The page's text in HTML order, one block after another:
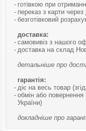
готівкою при
переказ з карти
безготівковий
доставка:
самовивіз з нашого
доставка на склад
детальніше про
гарантія:
діє на весь товар
обмін або повернення
України)
докладніше про